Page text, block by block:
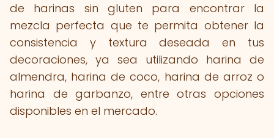
de harinas sin gluten para encontrar la
mezcla perfecta que te permita obtener la
consistencia y textura deseada en tus
decoraciones, ya sea utilizando harina de
almendra, harina de coco, harina de arroz o
harina de garbanzo, entre otras opciones
disponibles en el mercado.